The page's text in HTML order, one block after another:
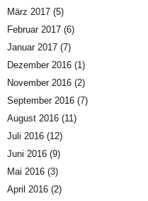
März 2017 (5)
Februar 2017 (6)
Januar 2017 (7)
Dezember 2016 (1)
November 2016 (2)
September 2016 (7)
August 2016 (11)
Juli 2016 (12)
Juni 2016 (9)
Mai 2016 (3)
April 2016 (2)